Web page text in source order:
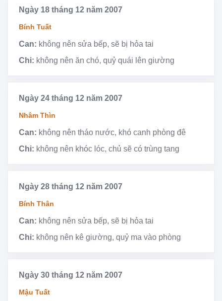
Ngày 18 tháng 12 năm 2007
Bính Tuất
Can: không nên sửa bếp, sẽ bị hỏa tai
Chi: không nên ăn chó, quỷ quái lên giường
Ngày 24 tháng 12 năm 2007
Nhâm Thìn
Can: không nên tháo nước, khó canh phòng đê
Chi: không nên khóc lóc, chủ sẽ có trùng tang
Ngày 28 tháng 12 năm 2007
Bính Thân
Can: không nên sửa bếp, sẽ bị hỏa tai
Chi: không nên kê giường, quỷ ma vào phòng
Ngày 30 tháng 12 năm 2007
Mậu Tuất